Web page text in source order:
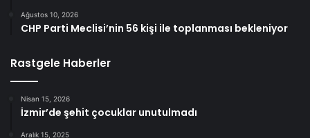
Ağustos 10, 2026
CHP Parti Meclisi’nin 56 kişi ile toplanması bekleniyor
Rastgele Haberler
Nisan 15, 2026
İzmir’de şehit çocuklar unutulmadı
Aralık 15, 2025